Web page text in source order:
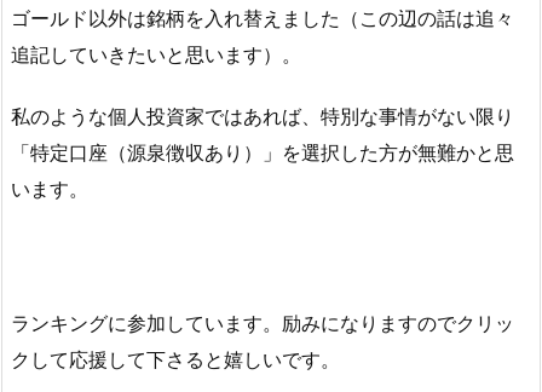
ゴールド以外は銘柄を入れ替えました（この辺の話は追々
追記していきたいと思います）。
私のような個人投資家ではあれば、特別な事情がない限り
「特定口座（源泉徴収あり）」を選択した方が無難かと思
います。
ランキングに参加しています。励みになりますのでクリッ
クして応援して下さると嬉しいです。